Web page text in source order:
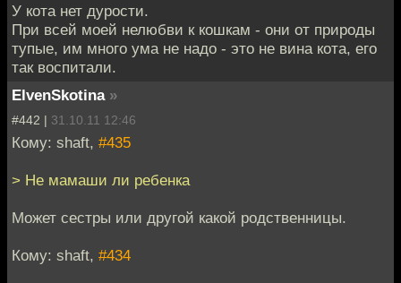
У кота нет дурости.
При всей моей нелюбви к кошкам - они от природы
тупые, им много ума не надо - это не вина кота, его
так воспитали.
ElvenSkotina »
#442 | 31.10.11 12:46
Кому: shaft, #435
> Не мамаши ли ребенка
Может сестры или другой какой родственницы.
Кому: shaft, #434